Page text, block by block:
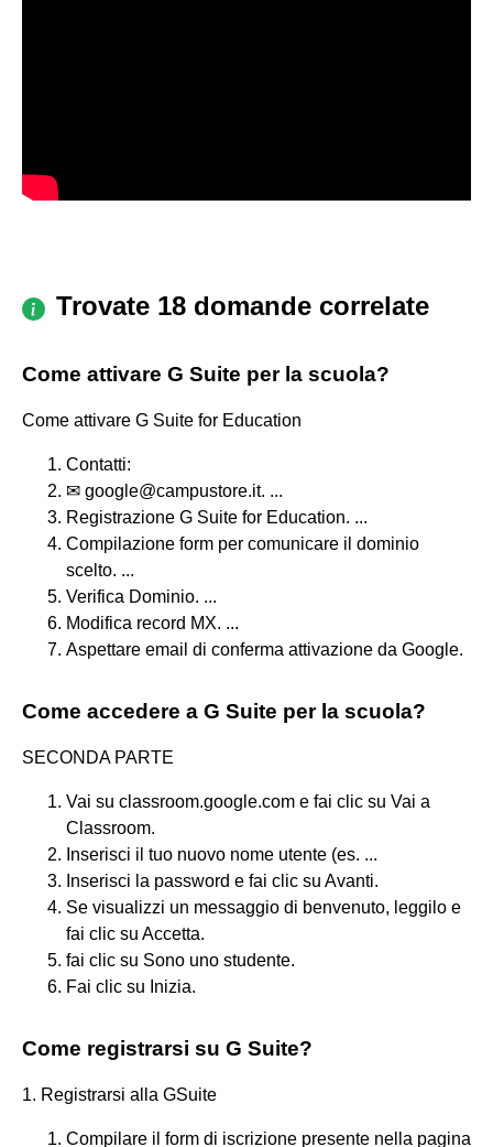
Trovate 18 domande correlate
Come attivare G Suite per la scuola?
Come attivare G Suite for Education
Contatti:
✉ google@campustore.it. ...
Registrazione G Suite for Education. ...
Compilazione form per comunicare il dominio
scelto. ...
Verifica Dominio. ...
Modifica record MX. ...
Aspettare email di conferma attivazione da Google.
Come accedere a G Suite per la scuola?
SECONDA PARTE
Vai su classroom.google.com e fai clic su Vai a
Classroom.
Inserisci il tuo nuovo nome utente (es. ...
Inserisci la password e fai clic su Avanti.
Se visualizzi un messaggio di benvenuto, leggilo e
fai clic su Accetta.
fai clic su Sono uno studente.
Fai clic su Inizia.
Come registrarsi su G Suite?
1. Registrarsi alla GSuite
Compilare il form di iscrizione presente nella pagina